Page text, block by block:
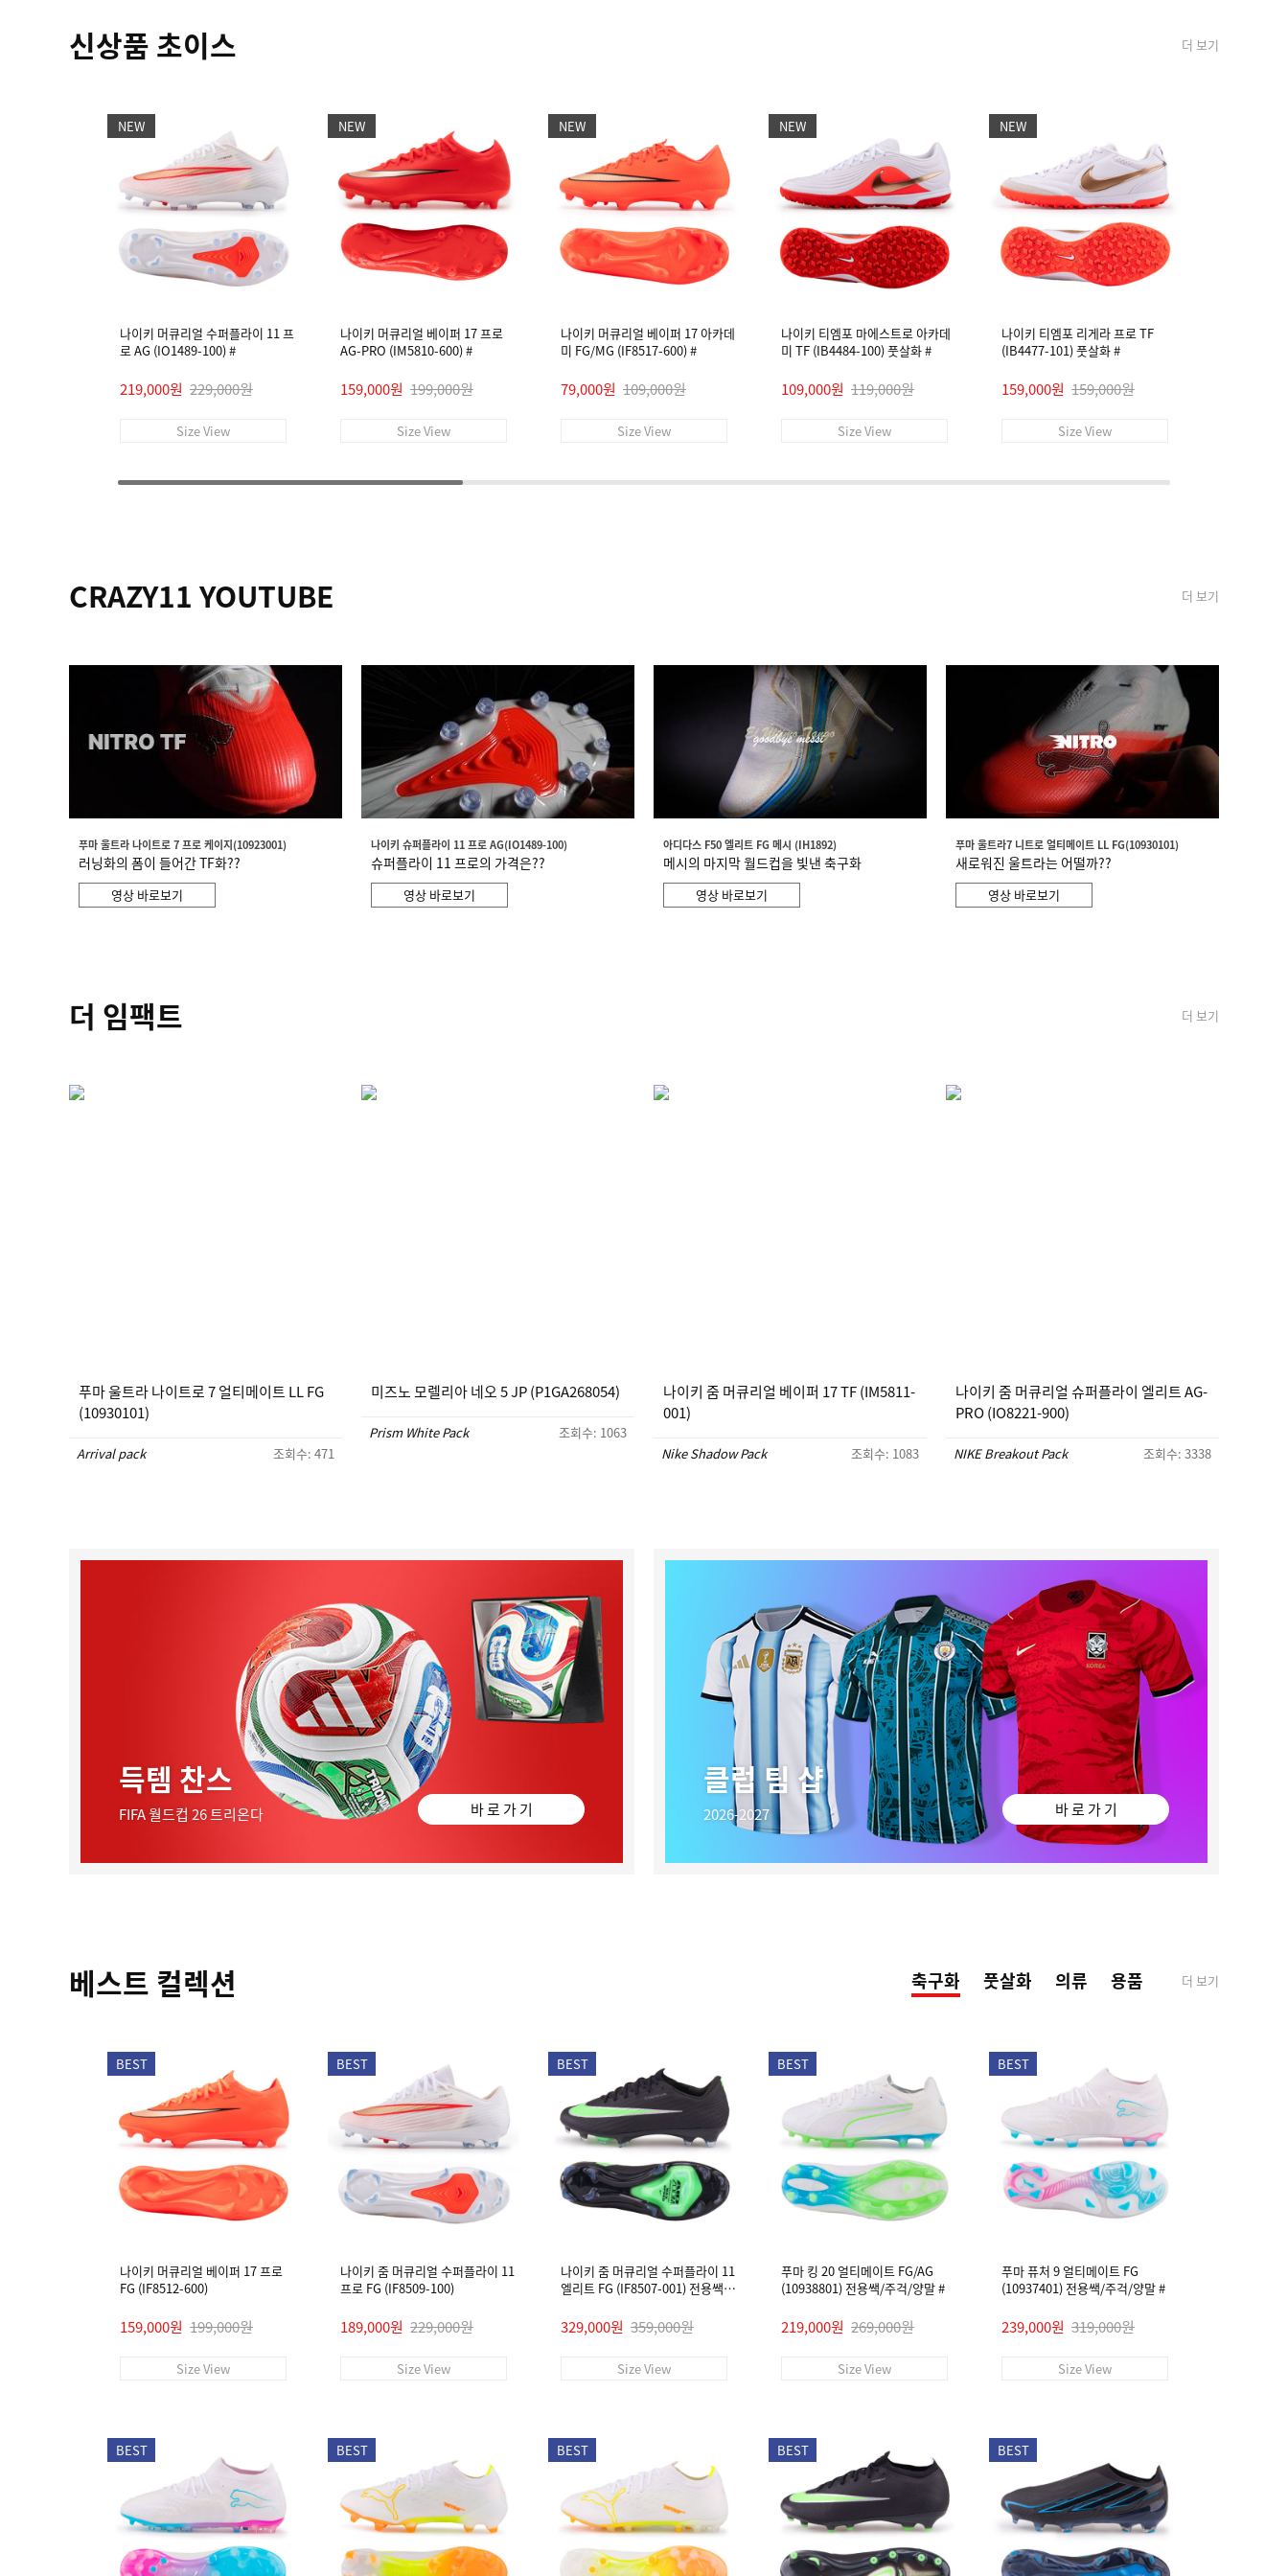
신상품 초이스 더 보기
NEW
나이키 머큐리얼 수퍼플라이 11 프
로 AG (IO1489-100) #
219,000원 229,000원
Size View
NEW
나이키 머큐리얼 베이퍼 17 프로
AG-PRO (IM5810-600) #
159,000원 199,000원
Size View
NEW
나이키 머큐리얼 베이퍼 17 아카데
미 FG/MG (IF8517-600) #
79,000원 109,000원
Size View
NEW
나이키 티엠포 마에스트로 아카데
미 TF (IB4484-100) 풋살화 #
109,000원 119,000원
Size View
NEW
나이키 티엠포 리게라 프로 TF
(IB4477-101) 풋살화 #
159,000원 159,000원
Size View
CRAZY11 YOUTUBE 더 보기
푸마 울트라 나이트로 7 프로 케이지(10923001)
러닝화의 폼이 들어간 TF화??
영상 바로보기
나이키 슈퍼플라이 11 프로 AG(IO1489-100)
슈퍼플라이 11 프로의 가격은??
영상 바로보기
아디다스 F50 엘리트 FG 메시 (IH1892)
메시의 마지막 월드컵을 빛낸 축구화
영상 바로보기
푸마 울트라7 니트로 얼티메이트 LL FG(10930101)
새로워진 울트라는 어떨까??
영상 바로보기
더 임팩트 더 보기
푸마 울트라 나이트로 7 얼티메이트 LL FG
(10930101)
Arrival pack 조회수: 471
미즈노 모렐리아 네오 5 JP (P1GA268054)
Prism White Pack 조회수: 1063
나이키 줌 머큐리얼 베이퍼 17 TF (IM5811-
001)
Nike Shadow Pack 조회수: 1083
나이키 줌 머큐리얼 슈퍼플라이 엘리트 AG-
PRO (IO8221-900)
NIKE Breakout Pack 조회수: 3338
득템 찬스
FIFA 월드컵 26 트리온다 바 로 가 기
클럽 팀 샵
2026-2027 바 로 가 기
베스트 컬렉션 축구화 풋살화 의류 용품 더 보기
BEST
나이키 머큐리얼 베이퍼 17 프로
FG (IF8512-600)
159,000원 199,000원
Size View
BEST
나이키 줌 머큐리얼 수퍼플라이 11
프로 FG (IF8509-100)
189,000원 229,000원
Size View
BEST
나이키 줌 머큐리얼 수퍼플라이 11
엘리트 FG (IF8507-001) 전용쌕/
329,000원 359,000원
Size View
BEST
푸마 킹 20 얼티메이트 FG/AG
(10938801) 전용쌕/주걱/양말 #
219,000원 269,000원
Size View
BEST
푸마 퓨처 9 얼티메이트 FG
(10937401) 전용쌕/주걱/양말 #
239,000원 319,000원
Size View
BEST BEST BEST BEST BEST